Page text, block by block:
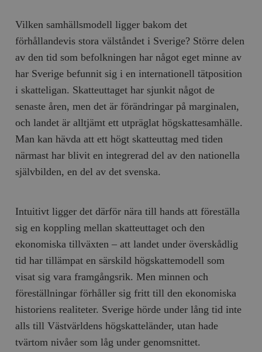
Vilken samhällsmodell ligger bakom det
förhållandevis stora välståndet i Sverige? Större delen
av den tid som befolkningen har något eget minne av
har Sverige befunnit sig i en internationell tätposition
i skatteligan. Skatteuttaget har sjunkit något de
senaste åren, men det är förändringar på marginalen,
och landet är alltjämt ett utpräglat högskattesamhälle.
Man kan hävda att ett högt skatteuttag med tiden
närmast har blivit en integrerad del av den nationella
självbilden, en del av det svenska.
Intuitivt ligger det därför nära till hands att föreställa
sig en koppling mellan skatteuttaget och den
ekonomiska tillväxten – att landet under överskådlig
tid har tillämpat en särskild högskattemodell som
visat sig vara framgångsrik. Men minnen och
föreställningar förhåller sig fritt till den ekonomiska
historiens realiteter. Sverige hörde under lång tid inte
alls till Västvärldens högskatteländer, utan hade
tvärtom nivåer som låg under genomsnittet.